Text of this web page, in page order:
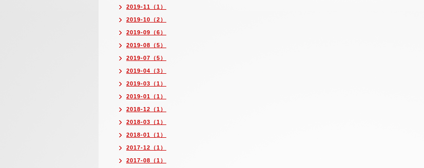
2019-11（1）
2019-10（2）
2019-09（6）
2019-08（5）
2019-07（5）
2019-04（3）
2019-03（1）
2019-01（1）
2018-12（1）
2018-03（1）
2018-01（1）
2017-12（1）
2017-08（1）